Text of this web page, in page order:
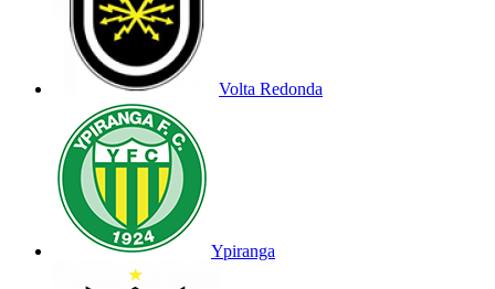
Volta Redonda
Ypiranga